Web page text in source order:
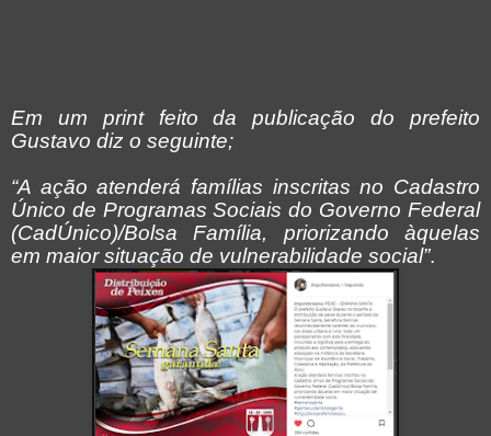
Em um print feito da publicação do prefeito
Gustavo diz o seguinte;
“A ação atenderá famílias inscritas no Cadastro
Único de Programas Sociais do Governo Federal
(CadÚnico)/Bolsa Família, priorizando àquelas
em maior situação de vulnerabilidade social”.